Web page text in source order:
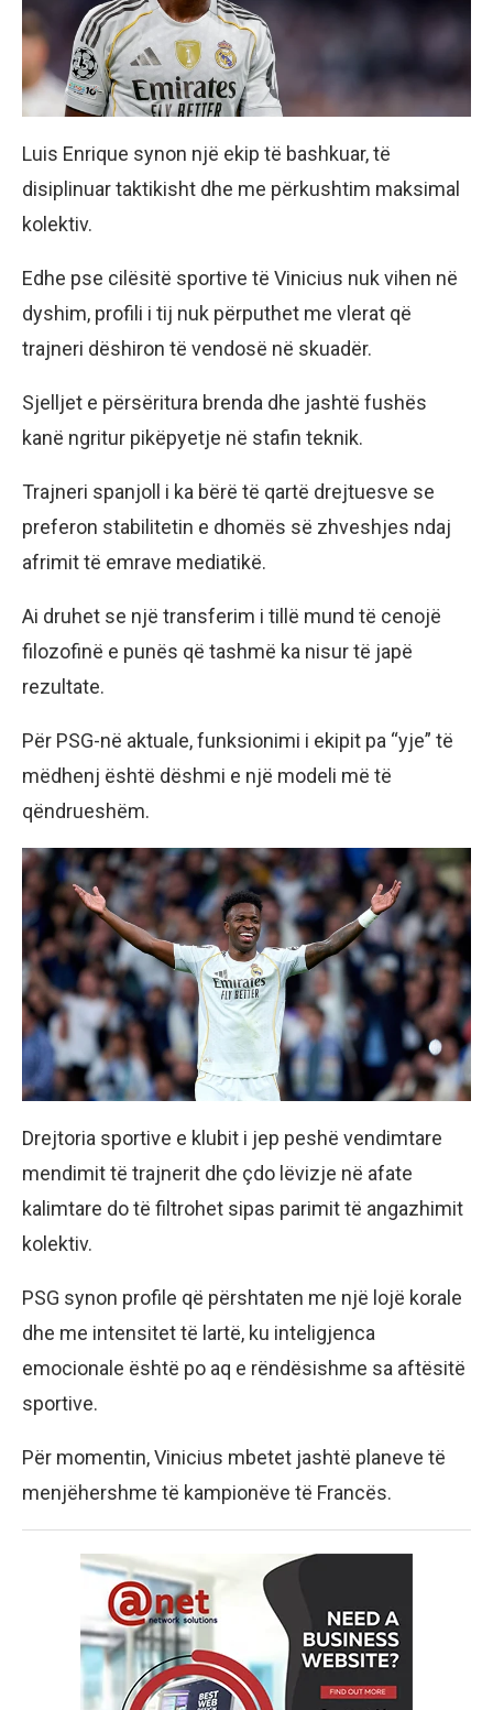
Luis Enrique synon një ekip të bashkuar, të
disiplinuar taktikisht dhe me përkushtim maksimal
kolektiv.
Edhe pse cilësitë sportive të Vinicius nuk vihen në
dyshim, profili i tij nuk përputhet me vlerat që
trajneri dëshiron të vendosë në skuadër.
Sjelljet e përsëritura brenda dhe jashtë fushës
kanë ngritur pikëpyetje në stafin teknik.
Trajneri spanjoll i ka bërë të qartë drejtuesve se
preferon stabilitetin e dhomës së zhveshjes ndaj
afrimit të emrave mediatikë.
Ai druhet se një transferim i tillë mund të cenojë
filozofinë e punës që tashmë ka nisur të japë
rezultate.
Për PSG-në aktuale, funksionimi i ekipit pa “yje” të
mëdhenj është dëshmi e një modeli më të
qëndrueshëm.
Drejtoria sportive e klubit i jep peshë vendimtare
mendimit të trajnerit dhe çdo lëvizje në afate
kalimtare do të filtrohet sipas parimit të angazhimit
kolektiv.
PSG synon profile që përshtaten me një lojë korale
dhe me intensitet të lartë, ku inteligjenca
emocionale është po aq e rëndësishme sa aftësitë
sportive.
Për momentin, Vinicius mbetet jashtë planeve të
menjëhershme të kampionëve të Francës.